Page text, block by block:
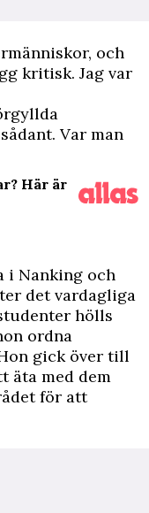
och
kritisk. Jag var
Var man
Här är
i Nanking och
det vardagliga
hölls
ordna
gick över till
äta med dem
för att